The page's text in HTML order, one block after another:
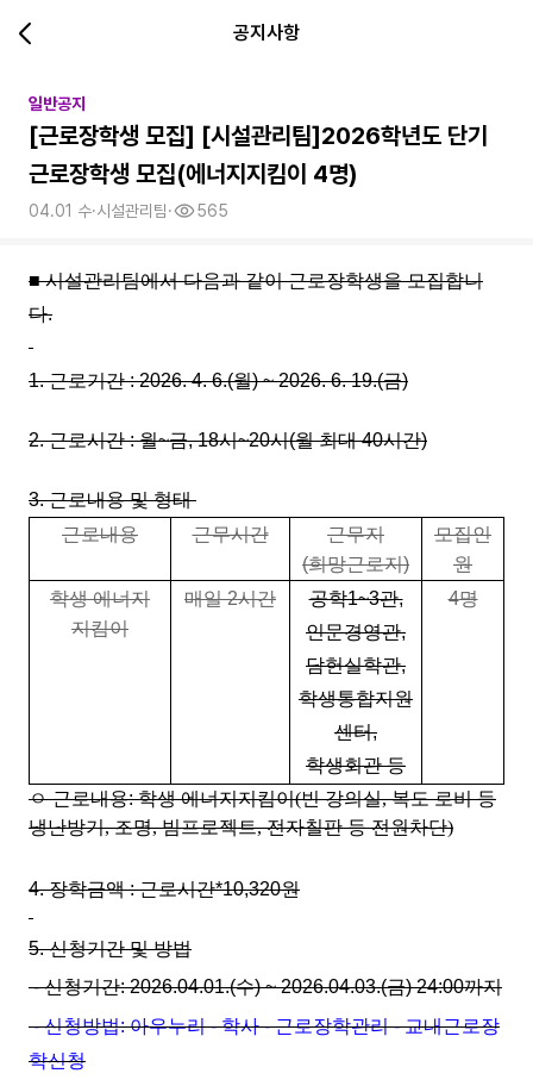
공지사항
일반공지
[근로장학생 모집] [시설관리팀]2026학년도 단기
근로장학생 모집(에너지지킴이 4명)
04.01 수·시설관리팀· 565
■시설관리팀에서 다음과 같이 근로장학생을 모집합니
다.
1.근로기간:2026. 4. 6.(월) ~ 2026. 6. 19.(금)
2.근로시간:월~금, 18시~20시(월 최대40시간)
3.근로내용 및 형태
근로내용
근무시간
근무지
(희망근로지)
모집인
원
학생 에너지
지킴이
매일2시간
공학1~3관,
인문경영관,
담헌실학관,
학생통합지원
센터,
학생회관 등
4명
ㅇ 근로내용:학생 에너지지킴이(빈 강의실, 복도 로비 등
냉난방기, 조명, 빔프로젝트, 전자칠판 등 전원차단)
4.장학금액:근로시간*10,320원
5.신청기간 및 방법
- 신청기간: 2026.04.01.(수) ~ 2026.04.03.(금) 24:00까지
- 신청방법:아우누리 - 학사 - 근로장학관리 - 교내근로장
학신청